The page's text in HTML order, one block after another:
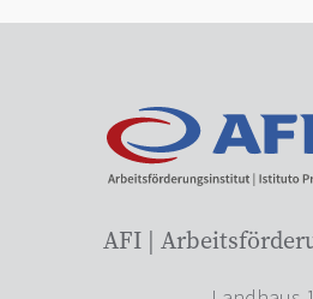
AFI |